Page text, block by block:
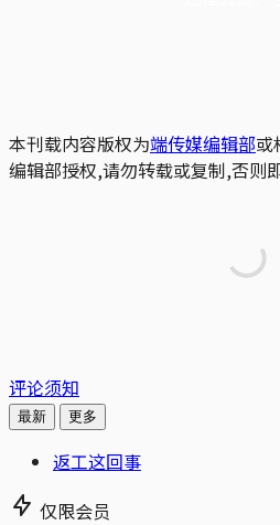
本刊载内容版权为端传媒编辑部或
编辑部授权,请勿转载或复制,否则
评论须知
最新 更多
返工这回事
仅限会员